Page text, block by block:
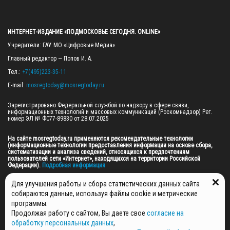
ИНТЕРНЕТ-ИЗДАНИЕ «ПОДМОСКОВЬЕ СЕГОДНЯ. ONLINE»
Учредители: ГАУ МО «Цифровые Медиа»
Главный редактор — Попов И. А.
Тел.: +7(495)223-35-11
E-mail: mosregtoday@mosregtoday.ru
Зарегистрировано Федеральной службой по надзору в сфере связи,
информационных технологий и массовых коммуникаций (Роскомнадзор) Рег.
номер ЭЛ № ФС77-89830 от 28.07.2025
На сайте mosregtoday.ru применяются рекомендательные технологии
(информационные технологии предоставления информации на основе сбора,
систематизации и анализа сведений, относящихся к предпочтениям
пользователей сети «Интернет», находящихся на территории Российской
Федерации). Подробная информация
© 2026 ПРАВА НА ВСЕ МАТЕРИАЛЫ САЙТА ПРИНАДЛЕЖАТ ГАУ МО "ЦИФРОВЫЕ
МЕДИА" (ОГРН: 1255000059467).
ПОЛИТИКА ОБРАБОТКИ И ЗАЩИТЫ ПЕРСОНАЛЬНЫХ ДАННЫХ
Для улучшения работы и сбора статистических данных сайта
собираются данные, используя файлы cookie и метрические
программы.
Продолжая работу с сайтом, Вы даете свое согласие на
обработку персональных данных,